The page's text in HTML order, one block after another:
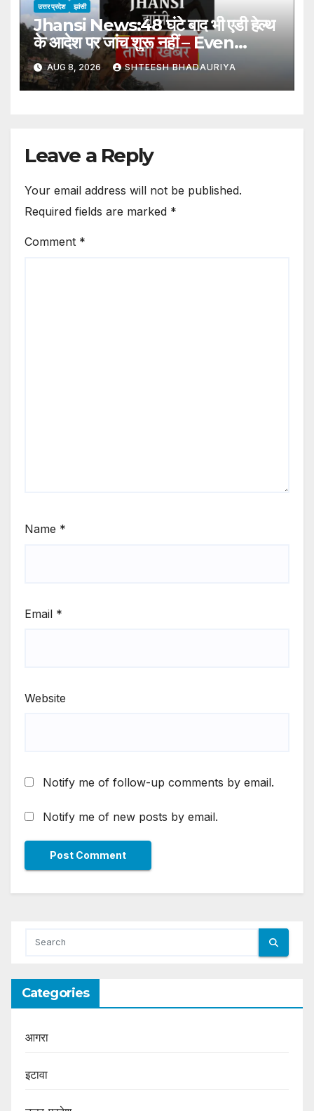
उत्तर प्रदेश झांसी
Jhansi News:48 घंटे बाद भी एडी हेल्थ
के आदेश पर जांच शुरू नहीं – Even
After 48 Hours, The
Investigation Has Not Started
On The Orders Of Ad Health
AUG 8, 2026 SHTEESH BHADAURIYA
Leave a Reply
Your email address will not be published.
Required fields are marked *
Comment *
Name *
Email *
Website
Notify me of follow-up comments by email.
Notify me of new posts by email.
Categories
आगरा
इटावा